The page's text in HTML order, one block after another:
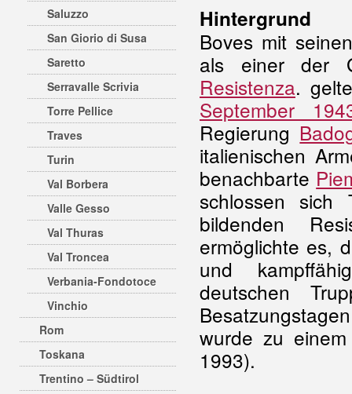
Saluzzo
San Giorio di Susa
Saretto
Serravalle Scrivia
Torre Pellice
Traves
Turin
Val Borbera
Valle Gesso
Val Thuras
Val Troncea
Verbania-Fondotoce
Vinchio
Rom
Toskana
Trentino – Südtirol
Hintergrund
Boves mit
als einer der
Resistenza.
September
Regierung
italienischen
benachbarte
schlossen sich
bildenden
ermöglichte es,
und
deutschen
wurde zu einem
1993).